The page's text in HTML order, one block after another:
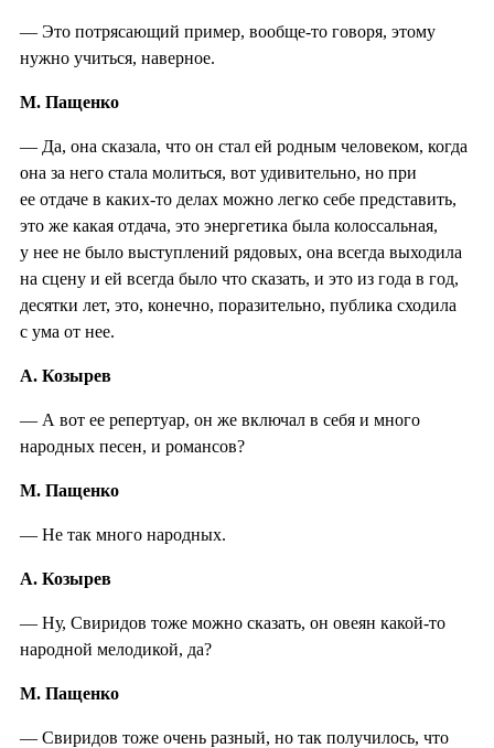
— Это потрясающий пример, вообще-то говоря, этому
нужно учиться, наверное.
М. Пащенко
— Да, она сказала, что он стал ей родным человеком, когда
она за него стала молиться, вот удивительно, но при
ее отдаче в каких-то делах можно легко себе представить,
это же какая отдача, это энергетика была колоссальная,
у нее не было выступлений рядовых, она всегда выходила
на сцену и ей всегда было что сказать, и это из года в год,
десятки лет, это, конечно, поразительно, публика сходила
с ума от нее.
А. Козырев
— А вот ее репертуар, он же включал в себя и много
народных песен, и романсов?
М. Пащенко
— Не так много народных.
А. Козырев
— Ну, Свиридов тоже можно сказать, он овеян какой-то
народной мелодикой, да?
М. Пащенко
— Свиридов тоже очень разный, но так получилось, что